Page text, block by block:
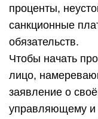
проценты,
санкционные
обязательств.
Чтобы начать
лицо,
заявление о
управляющему и